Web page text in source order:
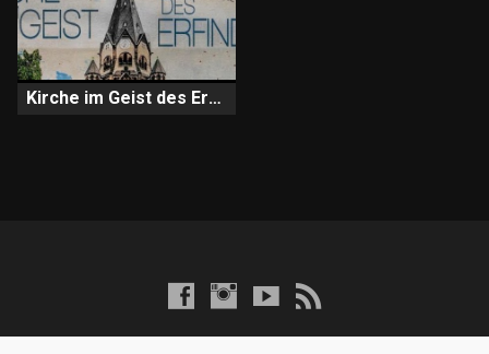
Kirche im Geist des Erfinders